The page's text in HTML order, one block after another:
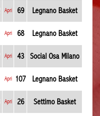
Apri 69
Legnano Basket
Apri 68
Legnano Basket
Apri 43
Social Osa Milano
Apri 107
Legnano Basket
Apri 26
Settimo Basket